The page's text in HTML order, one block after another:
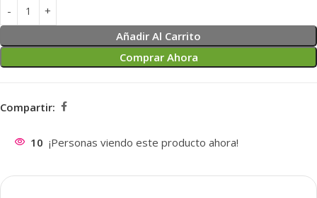
Añadir Al Carrito
Comprar Ahora
Compartir:
10 ¡Personas viendo este producto ahora!